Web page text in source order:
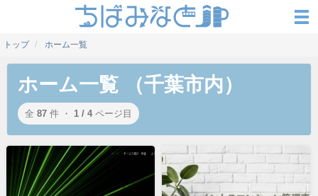
トップ ホーム一覧
ホーム一覧 （千葉市内）
全 87 件 ・ 1 / 4 ページ目